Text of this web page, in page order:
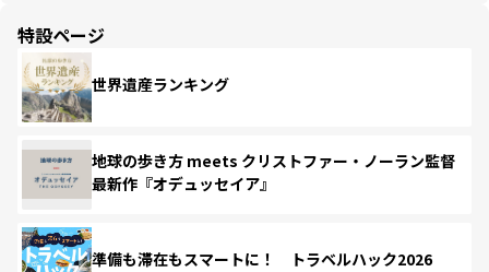
特設ページ
世界遺産ランキング
地球の歩き方 meets クリストファー・ノーラン監督
最新作『オデュッセイア』
準備も滞在もスマートに！ トラベルハック2026